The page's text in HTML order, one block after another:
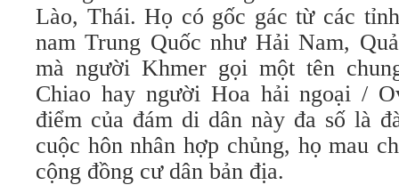
Lào, Thái. Họ có gốc gác từ các
nam Trung Quốc như Hải Nam,
mà người Khmer gọi một tên
Chiao hay người Hoa hải ngoại /
điểm của đám di dân này đa số là
cuộc hôn nhân hợp chủng, họ mau
cộng đồng cư dân bản địa.